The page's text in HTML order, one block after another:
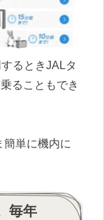
るときJALタ
ることもでき
単に機内に
毎年